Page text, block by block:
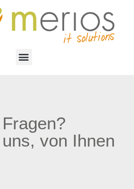
von Ihnen